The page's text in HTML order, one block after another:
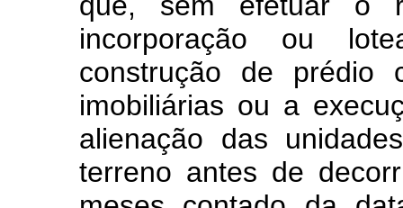
incorporação ou
construção de prédio
imobiliárias ou a
alienação das
terreno antes de